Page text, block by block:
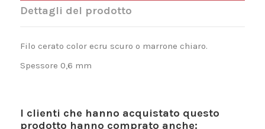
Dettagli del prodotto
Filo cerato color ecru scuro o marrone chiaro.
Spessore 0,6 mm
I clienti che hanno acquistato questo
prodotto hanno comprato anche: